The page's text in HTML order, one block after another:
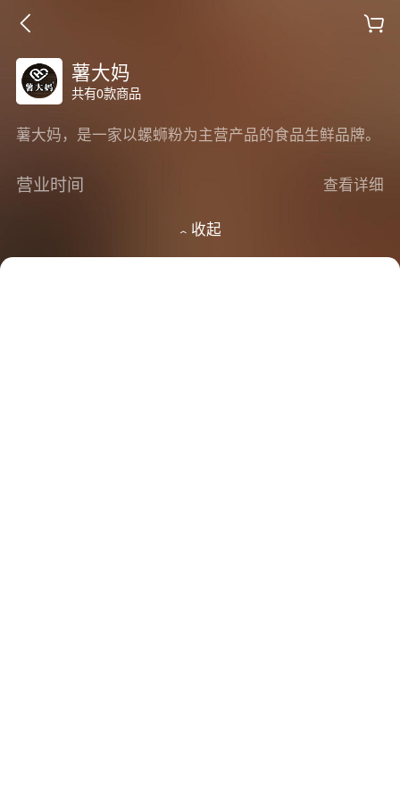
薯大妈
共有0款商品
薯大妈，是一家以螺蛳粉为主营产品的食品生鲜品牌。
营业时间 查看详细
收起